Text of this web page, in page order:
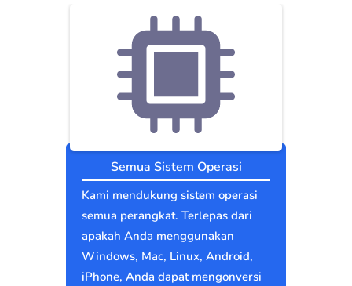
Semua Sistem Operasi
Kami mendukung sistem operasi
semua perangkat. Terlepas dari
apakah Anda menggunakan
Windows, Mac, Linux, Android,
iPhone, Anda dapat mengonversi